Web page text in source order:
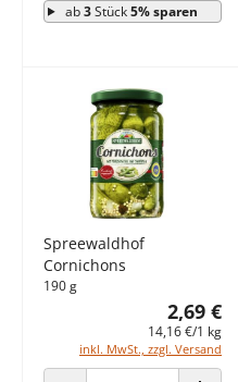
ab3Stück5% sparen
Spreewaldhof
Cornichons
190 g
2,69 €
14,16 €/1 kg
inkl. MwSt., zzgl. Versand